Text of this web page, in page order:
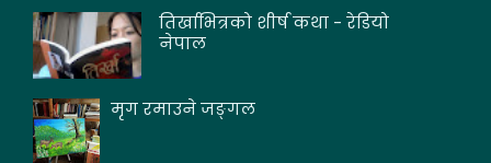
तिर्खाभित्रको शीर्ष कथा - रेडियो
नेपाल
मृग रमाउने जङ्गल